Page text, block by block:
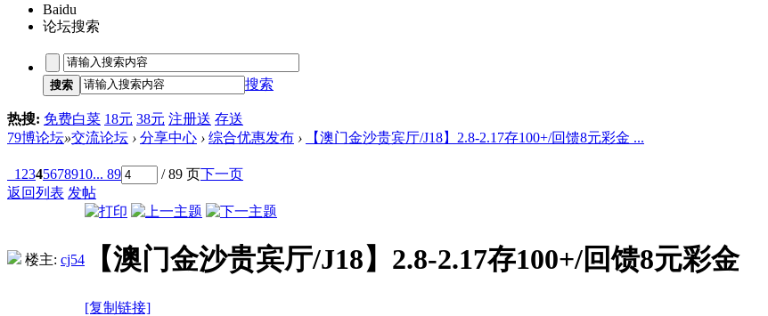
Baidu
论坛搜索
搜索 搜索
热搜: 免费白菜 18元 38元 注册送 存送
79博论坛»交流论坛 › 分享中心 › 综合优惠发布 › 【澳门金沙贵宾厅/J18】2.8-2.17存100+/回馈8元彩金 ...
1 2345678910... 89 / 89 页下一页
返回列表 发帖
楼主: cj54 【澳门金沙贵宾厅/J18】2.8-2.17存100+/回馈8元彩金
[复制链接]